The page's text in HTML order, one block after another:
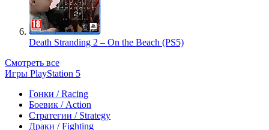
Death Stranding 2 – On the Beach (PS5)
Смотреть все
Игры PlayStation 5
Гонки / Racing
Боевик / Action
Стратегии / Strategy
Драки / Fighting